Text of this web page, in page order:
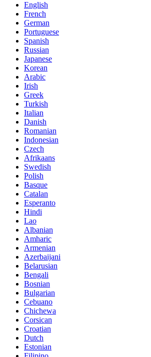
English
French
German
Portuguese
Spanish
Russian
Japanese
Korean
Arabic
Irish
Greek
Turkish
Italian
Danish
Romanian
Indonesian
Czech
Afrikaans
Swedish
Polish
Basque
Catalan
Esperanto
Hindi
Lao
Albanian
Amharic
Armenian
Azerbaijani
Belarusian
Bengali
Bosnian
Bulgarian
Cebuano
Chichewa
Corsican
Croatian
Dutch
Estonian